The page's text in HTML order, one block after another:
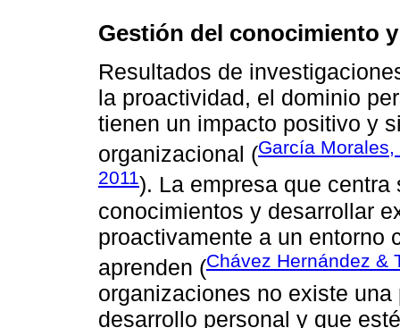
Gestión del conocimiento
Resultados de
la proactividad, el dominio
tienen un impacto positivo y
organizacional (García
2011). La empresa que
conocimientos y desarrollar
proactivamente a un entorno
aprenden (Chávez Hernández &
organizaciones no existe
desarrollo personal y que